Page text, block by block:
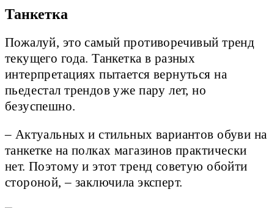
Танкетка
Пожалуй, это самый противоречивый тренд
текущего года. Танкетка в разных
интерпретациях пытается вернуться на
пьедестал трендов уже пару лет, но
безуспешно.
– Актуальных и стильных вариантов обуви на
танкетке на полках магазинов практически
нет. Поэтому и этот тренд советую обойти
стороной, – заключила эксперт.